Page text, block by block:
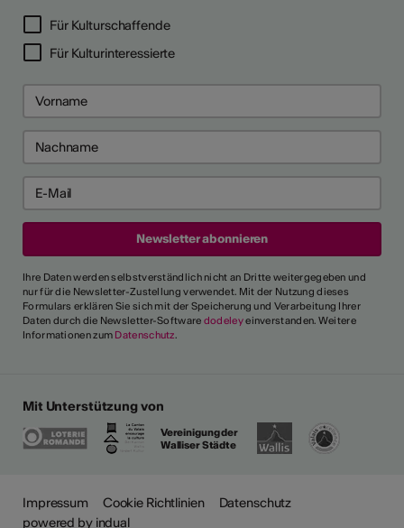
Für Kulturschaffende
Für Kulturinteressierte
Ihre Daten werden selbstverständlich nicht an Dritte weitergegeben und
nur für die Newsletter-Zustellung verwendet. Mit der Nutzung dieses
Formulars erklären Sie sich mit der Speicherung und Verarbeitung Ihrer
Daten durch die Newsletter-Software dodeleyeinverstanden. Weitere
Informationen zum Datenschutz.
Mit Unterstützung von
Vereinigung der
Walliser Städte
Impressum Cookie Richtlinien
Datenschutz
powered by indual